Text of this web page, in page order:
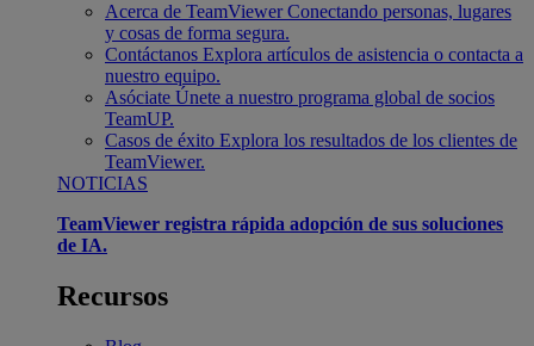
Acerca de TeamViewer Conectando personas, lugares
y cosas de forma segura.
Contáctanos Explora artículos de asistencia o contacta a
nuestro equipo.
Asóciate Únete a nuestro programa global de socios
TeamUP.
Casos de éxito Explora los resultados de los clientes de
TeamViewer.
NOTICIAS
TeamViewer registra rápida adopción de sus soluciones
de IA.
Recursos